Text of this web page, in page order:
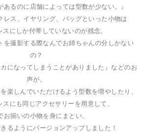
あるのに店舗によっては型数が少ない。』
レス、イヤリング、バッグといった小物は
にしか付帯していないのが残念。
を撮影する際なんでお姉ちゃんの分しかない
の？
になってしまうことがありました』などのお
声が。
楽しんでいただけるよう型数を増やしたり、
にも同じアクセサリーを用意して、
お揃いの小物を身にまとい、
るようにバージョンアップしました！